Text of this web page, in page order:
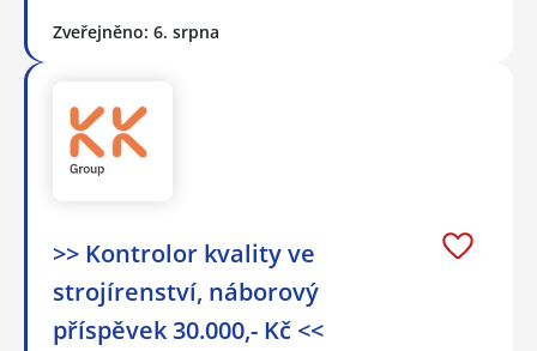
Zveřejněno: 6. srpna
>> Kontrolor kvality ve
strojírenství, náborový
příspěvek 30.000,- Kč <<